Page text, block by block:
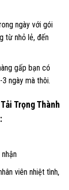
ngày với gói
từ nhỏ lẻ, đến
gấp bạn có
ngày mà thôi.
Trọng Thành
viên nhiệt tình,